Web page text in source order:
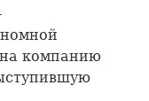
компанию